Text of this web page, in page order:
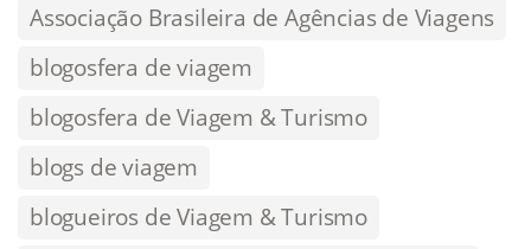
Associação Brasileira de Agências de Viagens
blogosfera de viagem
blogosfera de Viagem & Turismo
blogs de viagem
blogueiros de Viagem & Turismo